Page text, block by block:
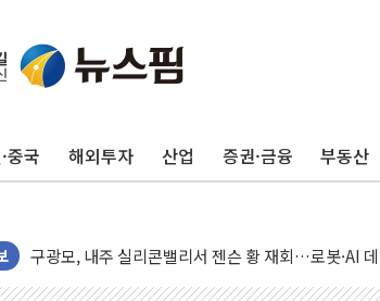
중국 해외투자 산업 증권·금융 부동산
유럽증시, 견조한 실적 소화하며 대부분 상승… "2
구광모, 내주 실리콘밸리서 젠슨 황 재회…로봇·AI
뉴욕증시 개장 전 특징주...모더나·아이온큐·도어